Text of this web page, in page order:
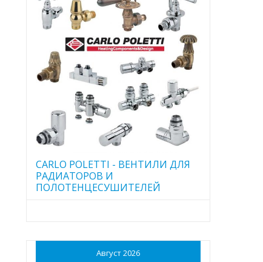
CARLO POLETTI - ВЕНТИЛИ ДЛЯ
РАДИАТОРОВ И
ПОЛОТЕНЦЕСУШИТЕЛЕЙ
Август 2026